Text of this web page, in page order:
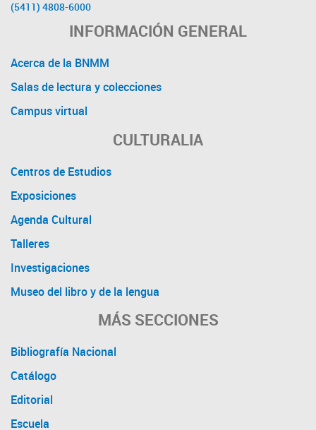
(5411) 4808-6000
INFORMACIÓN GENERAL
Acerca de la BNMM
Salas de lectura y colecciones
Campus virtual
CULTURALIA
Centros de Estudios
Exposiciones
Agenda Cultural
Talleres
Investigaciones
Museo del libro y de la lengua
MÁS SECCIONES
Bibliografía Nacional
Catálogo
Editorial
Escuela